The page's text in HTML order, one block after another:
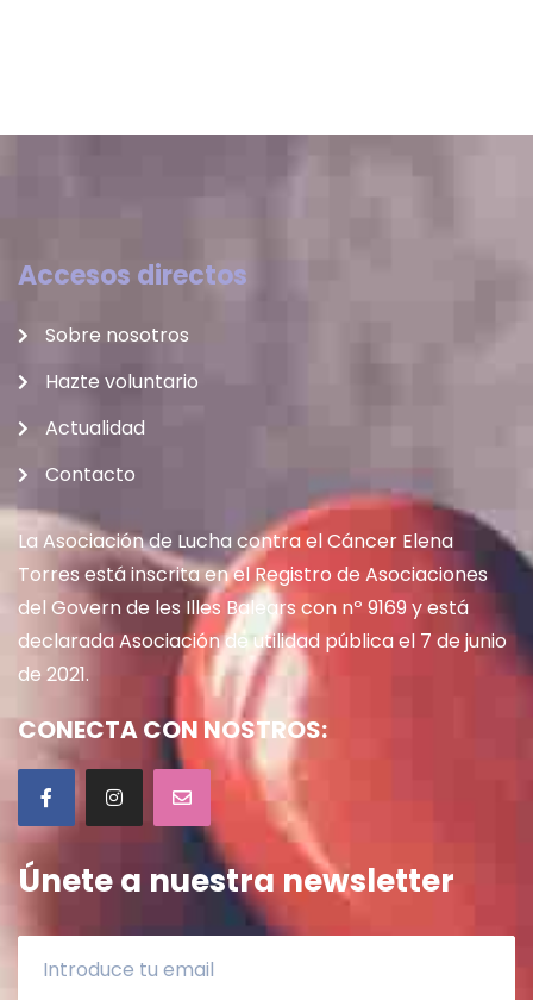
Accesos directos
Sobre nosotros
Hazte voluntario
Actualidad
Contacto
La Asociación de Lucha contra el Cáncer Elena
Torres está inscrita en el Registro de Asociaciones
del Govern de les Illes Balears con nº 9169 y está
declarada Asociación de utilidad pública el 7 de junio
de 2021.
CONECTA CON NOSTROS:
Únete a nuestra newsletter